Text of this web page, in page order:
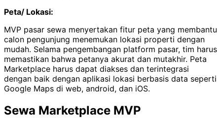
Peta/ Lokasi:
MVP pasar sewa menyertakan fitur peta yang membantu
calon pengunjung menemukan lokasi properti dengan
mudah. Selama pengembangan platform pasar, tim harus
memastikan bahwa petanya akurat dan mutakhir. Peta
Marketplace harus dapat diakses dan terintegrasi
dengan baik dengan aplikasi lokasi berbasis data seperti
Google Maps di web, android, dan iOS.
Sewa Marketplace MVP